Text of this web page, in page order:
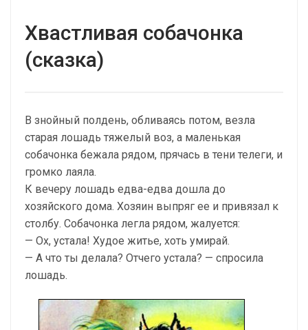
Хвастливая собачонка
(сказка)
В знойный полдень, обливаясь потом, везла
старая лошадь тяжелый воз, а маленькая
собачонка бежала рядом, прячась в тени телеги, и
громко лаяла.
К вечеру лошадь едва-едва дошла до
хозяйского дома. Хозяин выпряг ее и привязал к
столбу. Собачонка легла рядом, жалуется:
— Ох, устала! Худое житье, хоть умирай.
— А что ты делала? Отчего устала? — спросила
лошадь.